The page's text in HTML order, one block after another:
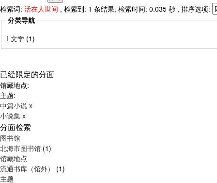
检索词: 活在人世间 , 检索到: 1 条结果, 检索时间: 0.035 秒 , 排序选项:
分类导航
I 文学 (1)
已经限定的分面
馆藏地点:
主题:
中篇小说 x
小说集 x
分面检索
图书馆
北海市图书馆 (1)
馆藏地点
流通书库（馆外） (1)
主题